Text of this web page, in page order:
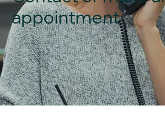
appointment